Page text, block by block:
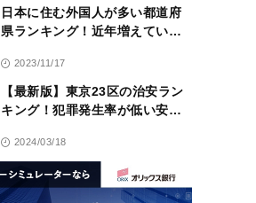
日本に住む外国人が多い都道府
県ランキング！近年増えている
2023/11/17
【最新版】東京23区の治安ラン
キング！犯罪発生率が低い安全
2024/03/18